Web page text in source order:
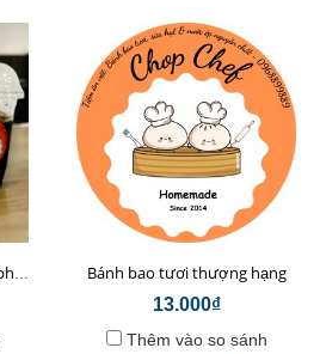
Đồ uống nước giải khát cà phê sữa hạt Chop Chef Bánh bao tươi thượng hạng
13.000₫
Thêm vào so sánh